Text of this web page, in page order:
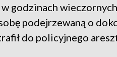
w godzinach
podejrzewaną o
do policyjnego